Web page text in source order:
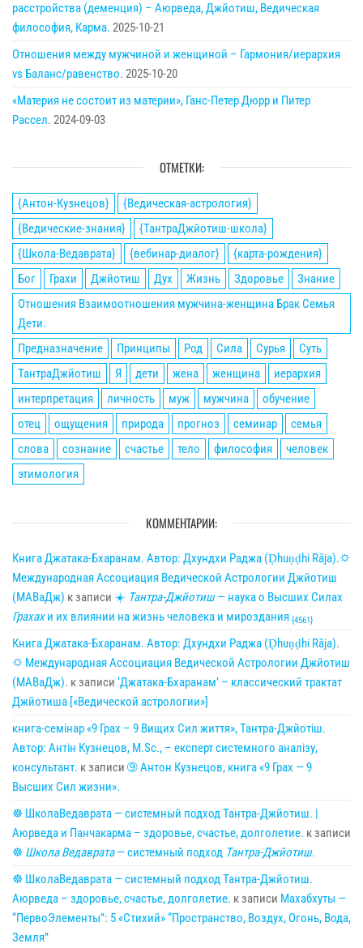
расстройства (деменция) – Аюрведа, Джйотиш, Ведическая
философия, Карма. 2025-10-21
Отношения между мужчиной и женщиной – Гармония/иерархия
vs Баланс/равенство. 2025-10-20
«Материя не состоит из материи», Ганс-Петер Дюрр и Питер
Рассел. 2024-09-03
ОТМЕТКИ:
{Антон-Кузнецов}
{Ведическая-астрология}
{Ведические-знания}
{ТантраДжйотиш-школа}
{Школа-Ведаврата}
{вебинар-диалог}
{карта-рождения}
Бог
Грахи Джйотиш Дух Жизнь Здоровье
Знание
Отношения Взаимоотношения мужчина-женщина Брак Семья
Дети.
Предназначение
Принципы Род Сила Сурья
Суть
ТантраДжйотиш
Я дети жена женщина
иерархия
интерпретация
личность муж мужчина
обучение
отец
ощущения природа прогноз семинар
семья
слова
сознание счастье тело философия
человек
этимология
КОММЕНТАРИИ:
Книга Джатака-Бхаранам. Автор: Дхундхи Раджа (Ḍhuṇḍhi Rāja).🌣
Международная Ассоциация Ведической Астрологии Джйотиш
(МАВаДж) к записи ☀ Тантра-Джйотиш— наука о Высших Силах
Грахахи их влиянии на жизнь человека и мироздания {4561}
Книга Джатака-Бхаранам. Автор: Дхундхи Раджа (Ḍhuṇḍhi Rāja).
🌣 Международная Ассоциация Ведической Астрологии Джйотиш
(МАВаДж). к записи ‘Джатака-Бхаранам’ – классический трактат
Джйотиша [«Ведической астрологии»]
книга-семінар «9 Грах – 9 Вищих Сил життя», Тантра-Джйотіш.
Автор: Антін Кузнецов, M.Sc., – експерт системного аналізу,
консультант. к записи ➈ Антон Кузнецов, книга «9 Грах — 9
Высших Сил жизни».
☸ ШколаВедаврата — системный подход Тантра-Джйотиш. |
Аюрведа и Панчакарма – здоровье, счастье, долголетие. к записи
☸ Школа Ведаврата— системный подход Тантра-Джйотиш.
☸ ШколаВедаврата — системный подход Тантра-Джйотиш.
Аюрведа – здоровье, счастье, долголетие. к записи Махабхуты —
“ПервоЭлементы”: 5 «Стихий» “Пространство, Воздух, Огонь, Вода,
Земля”